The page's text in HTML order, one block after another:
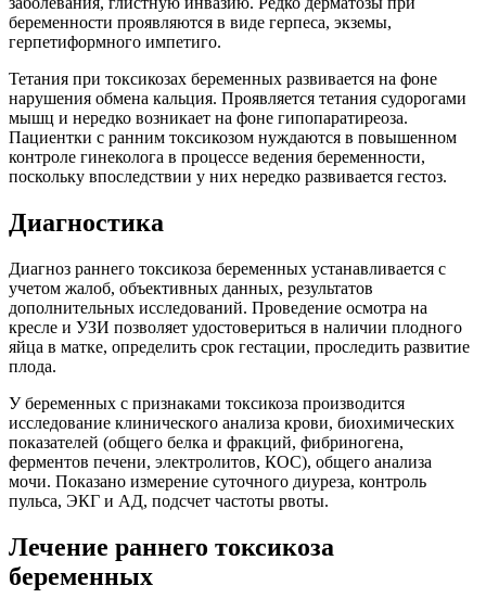
беременности проявляются в виде герпеса, экземы,
герпетиформного импетиго.
Тетания при токсикозах беременных развивается на фоне
нарушения обмена кальция. Проявляется тетания судорогами
мышц и нередко возникает на фоне гипопаратиреоза.
Пациентки с ранним токсикозом нуждаются в повышенном
контроле гинеколога в процессе ведения беременности,
поскольку впоследствии у них нередко развивается гестоз.
Диагностика
Диагноз раннего токсикоза беременных устанавливается с
учетом жалоб, объективных данных, результатов
дополнительных исследований. Проведение осмотра на
кресле и УЗИ позволяет удостовериться в наличии плодного
яйца в матке, определить срок гестации, проследить развитие
плода.
У беременных с признаками токсикоза производится
исследование клинического анализа крови, биохимических
показателей (общего белка и фракций, фибриногена,
ферментов печени, электролитов, КОС), общего анализа
мочи. Показано измерение суточного диуреза, контроль
пульса, ЭКГ и АД, подсчет частоты рвоты.
Лечение раннего токсикоза
беременных